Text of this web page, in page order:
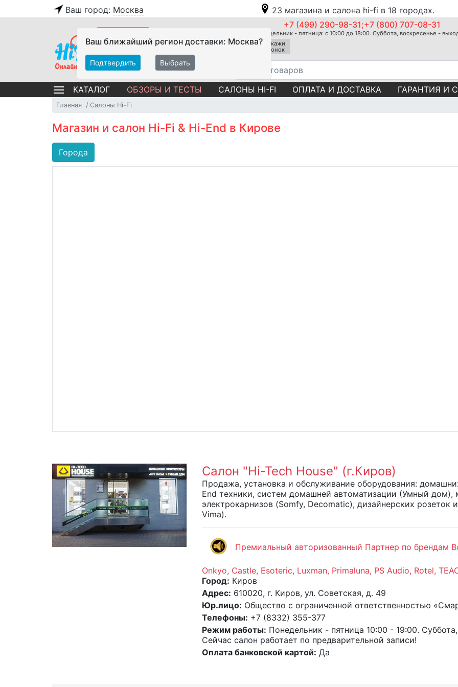
Ваш город: Москва 23 магазина и салона hi-fi в 18 городах.
Ваш ближайший регион доставки: Москва?
Подтвердить Выбрать
+7 (499) 290-98-31;+7 (800) 707-08-31
Понедельник - пятница: с 10:00 до 18:00. Суббота, воскресенье -
Закажи
звонок
КАТАЛОГ ОБЗОРЫ И ТЕСТЫ САЛОНЫ HI-FI ОПЛАТА И ДОСТАВКА ГАРАНТИЯ И
Главная Салоны Hi-Fi
Магазин и салон Hi-Fi & Hi-End в Кирове
Города
Салон "Hi-Tech House" (г.Киров)
Продажа, установка и обслуживание оборудования:
End техники, систем домашней автоматизации (Умный дом),
электрокарнизов (Somfy, Decomatic), дизайнерских розеток
Vima).
Премиальный авторизованный Партнер по брендам
Onkyo, Castle, Esoteric, Luxman, Primaluna, PS Audio, Rotel,
Город: Киров
Адрес: 610020, г. Киров, ул. Советская, д. 49
Юр.лицо: Общество с ограниченной ответственностью
Телефоны: +7 (8332) 355-377
Режим работы: Понедельник - пятница 10:00 - 19:00.
Сейчас салон работает по предварительной записи!
Оплата банковской картой: Да